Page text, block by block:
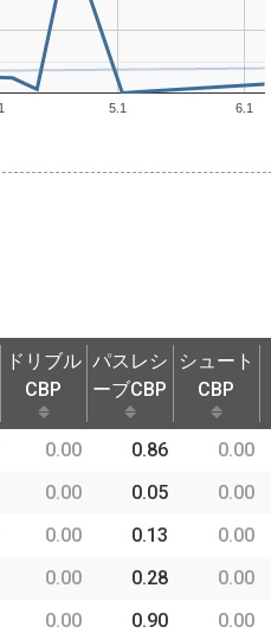
5.1 6.1
ドリブル
CBP
パスレシ
ーブCBP
シュート
CBP
ドリブル
パスレシ
シュート
0.00 0.86 0.00
0.00 0.05 0.00
0.00 0.13 0.00
0.00 0.28 0.00
0.00 0.90 0.00